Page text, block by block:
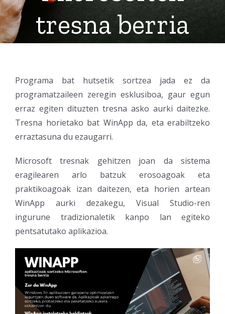
tresna berria
Programa bat hutsetik sortzea jada ez da
programatzaileen zeregin esklusiboa, gaur egun
erraz egiten dituzten tresna asko aurki daitezke.
Tresna horietako bat WinApp da, eta erabiltzeko
erraztasuna du ezaugarri.
Microsoft tresnak gehitzen joan da sistema
eragilearen arlo batzuk erosoagoak eta
praktikoagoak izan daitezen, eta horien artean
WinApp aurki dezakegu, Visual Studio-ren
ingurune tradizionaletik kanpo lan egiteko
pentsatutako aplikazioa.